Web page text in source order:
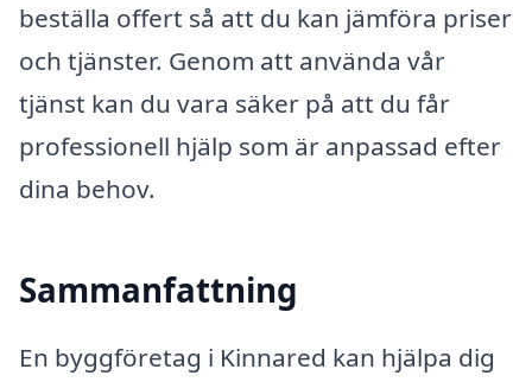
beställa offert så att du kan jämföra priser
och tjänster. Genom att använda vår
tjänst kan du vara säker på att du får
professionell hjälp som är anpassad efter
dina behov.
Sammanfattning
En byggföretag i Kinnared kan hjälpa dig